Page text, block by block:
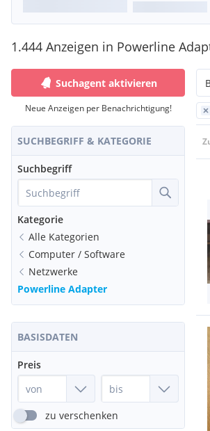
1.444 Anzeigen in Powerline
Suchagent aktivieren
Neue Anzeigen per Benachrichtigung!
SUCHBEGRIFF & KATEGORIE
Suchbegriff
Kategorie
Alle Kategorien
Computer / Software
Netzwerke
Powerline Adapter
BASISDATEN
Preis
zu verschenken